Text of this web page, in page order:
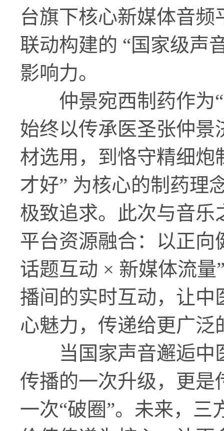
台旗下核心新媒体音
联动构建的 “国家级声
影响力。
仲景宛西制药作为“
始终以传承医圣张仲景
材选用，到恪守精细炮
才好” 为核心的制药理
极致追求。此次与音乐
平台资源融合：以正向
话题互动 × 新媒体流
播间的实时互动，让中
心魅力，传递给更广泛
当国家声音邂逅中
传播的一次升级，更是
一次“破圈”。未来，